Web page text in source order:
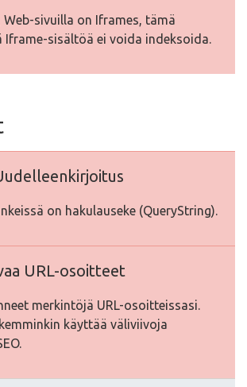
sivuilla on Iframes, tämä
sisältöä ei voida indeksoida.
on hakulauseke (QueryString).
URL-osoitteet
merkintöjä URL-osoitteissasi.
käyttää väliviivoja